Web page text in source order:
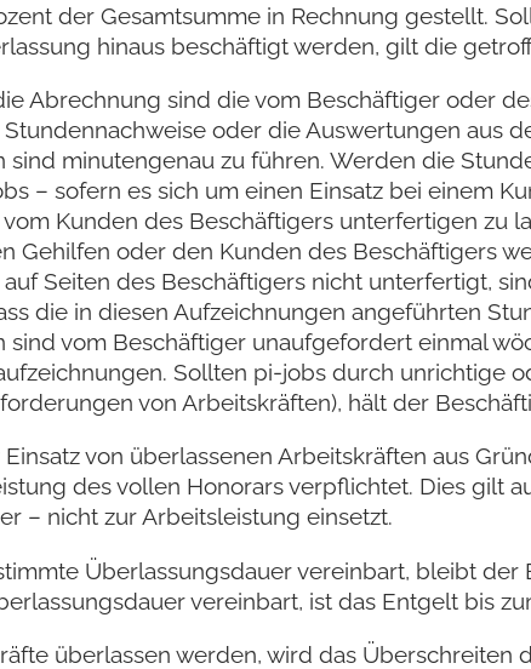
der Gesamtsumme in Rechnung gestellt.
hinaus beschäftigt werden, gilt die
Abrechnung sind die vom Beschäftiger oder
oder die Auswertungen aus
sind minutengenau zu führen. Werden die
– sofern es sich um einen Einsatz bei einem
Kunden des Beschäftigers unterfertigen
Gehilfen oder den Kunden des Beschäftigers
Seiten des Beschäftigers nicht unterfertigt,
die in diesen Aufzeichnungen angeführten
sind vom Beschäftiger unaufgefordert einmal
Sollten pi-jobs durch unrichtige
von Arbeitskräften), hält der
von überlassenen Arbeitskräften aus
des vollen Honorars verpflichtet. Dies gilt
– nicht zur Arbeitsleistung einsetzt.
Überlassungsdauer vereinbart, bleibt
vereinbart, ist das Entgelt bis
überlassen werden, wird das